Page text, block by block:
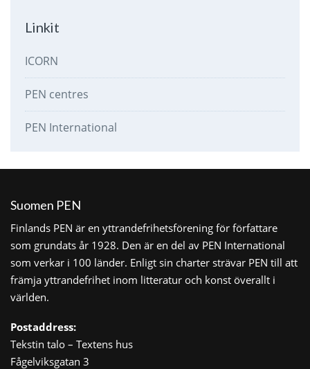
Linkit
ICORN
PEN centres
PEN International
Suomen PEN
Finlands PEN är en yttrandefrihetsförening för författare
som grundats år 1928. Den är en del av PEN International
som verkar i 100 länder. Enligt sin charter strävar PEN till att
främja yttrandefrihet inom litteratur och konst överallt i
världen.
Postaddress:
Tekstin talo – Textens hus
Fågelviksgatan 3